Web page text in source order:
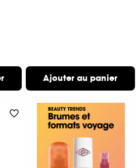
Ajouter au panier